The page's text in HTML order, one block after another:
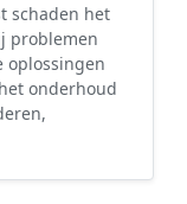
schaden het
problemen
oplossingen
onderhoud